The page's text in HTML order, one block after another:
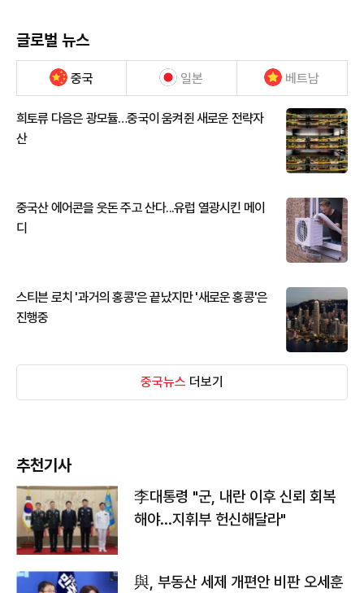
글로벌 뉴스
중국 일본 베트남
희토류 다음은 광모듈…중국이 움켜쥔 새로운 전략자
산
중국산 에어콘을 웃돈 주고 산다...유럽 열광시킨 메이
디
스티븐 로치 '과거의 홍콩'은 끝났지만 '새로운 홍콩'은
진행중
중국뉴스 더보기
추천기사
李대통령 "군, 내란 이후 신뢰 회복
해야…지휘부 헌신해달라"
與, 부동산 세제 개편안 비판 오세훈